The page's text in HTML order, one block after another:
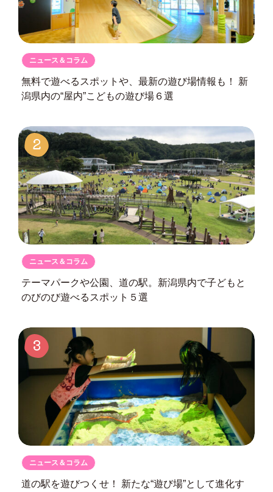
ニュース＆コラム
無料で遊べるスポットや、最新の遊び場情報も！ 新
潟県内の“屋内”こどもの遊び場６選
2
ニュース＆コラム
テーマパークや公園、道の駅。 新潟県内で子どもと
のびのび遊べるスポット５選
3
ニュース＆コラム
道の駅を遊びつくせ！ 新たな“遊び場”として進化す